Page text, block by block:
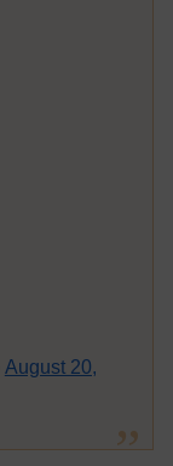
August 20,